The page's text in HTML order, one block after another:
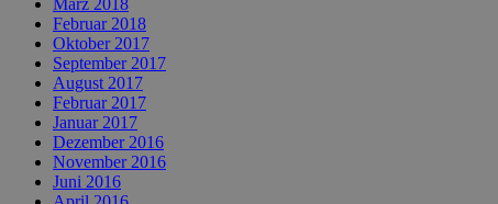
Februar 2018
Oktober 2017
September 2017
August 2017
Februar 2017
Januar 2017
Dezember 2016
November 2016
Juni 2016